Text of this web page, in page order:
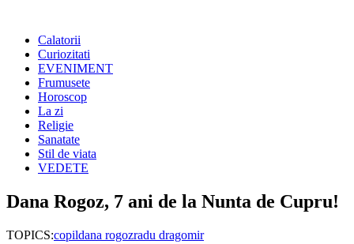
Calatorii
Curiozitati
EVENIMENT
Frumusete
Horoscop
La zi
Religie
Sanatate
Stil de viata
VEDETE
Dana Rogoz, 7 ani de la Nunta de Cupru!
TOPICS:copildana rogozradu dragomir